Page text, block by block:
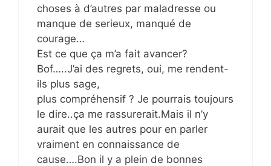
choses à d’autres par maladresse ou
manque de serieux, manqué de
courage…
Est ce que ça m’a fait avancer?
Bof…..J’ai des regrets, oui, me rendent-
ils plus sage,
plus compréhensif ? Je pourrais toujours
le dire..ça me rassurerait.Mais il n’y
aurait que les autres pour en parler
vraiment en connaissance de
cause….Bon il y a plein de bonnes